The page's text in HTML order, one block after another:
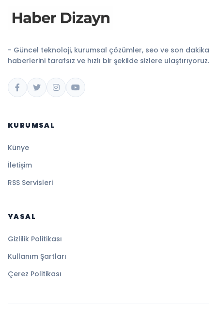
- Güncel teknoloji, kurumsal çözümler, seo ve son dakika
haberlerini tarafsız ve hızlı bir şekilde sizlere ulaştırıyoruz.
KURUMSAL
Künye
İletişim
RSS Servisleri
YASAL
Gizlilik Politikası
Kullanım Şartları
Çerez Politikası